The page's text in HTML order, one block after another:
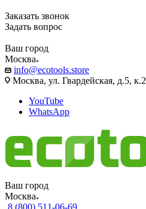
Заказать звонок
Задать вопрос
Ваш город
Москва
info@ecotools.store
Москва, ул. Гвардейская, д.5, к.2
YouTube
WhatsApp
Ваш город
Москва
8 (800) 511-06-69